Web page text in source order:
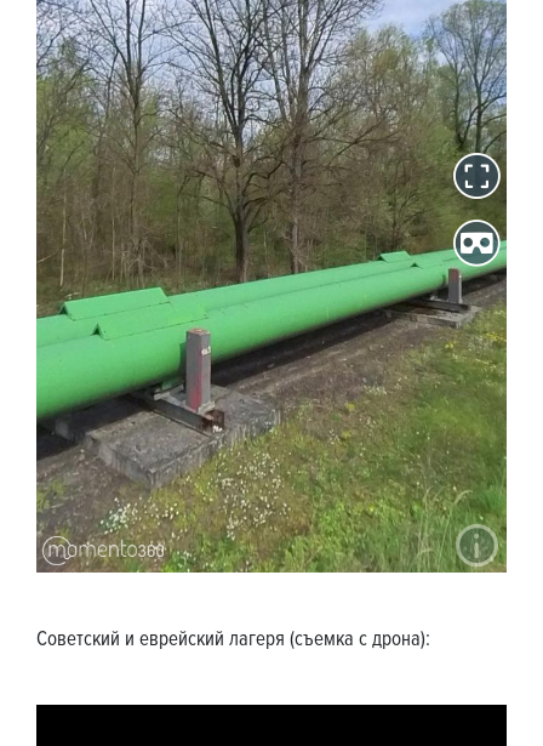
Советский и еврейский лагеря (съемка с дрона):